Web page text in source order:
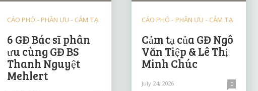
CÁO PHÓ - PHÂN ƯU - CẢM TẠ
6 GĐ Bác sĩ phân
ưu cùng GĐ BS
Thanh Nguyệt
Mehlert
CÁO PHÓ - PHÂN ƯU - CẢM TẠ
Cảm tạ của GĐ Ngô
Văn Tiệp & Lê Thị
Minh Chúc
July 24, 2026 0